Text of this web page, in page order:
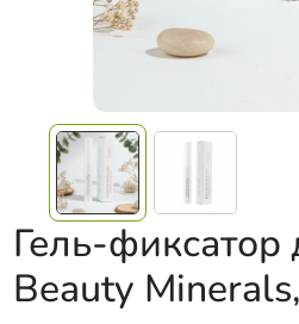
Гель-фиксатор
Beauty